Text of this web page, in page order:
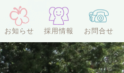
お知らせ 採用情報 お問合せ